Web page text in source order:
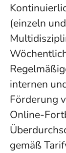
(einzeln
internen
Förderung
Online-
gemäß